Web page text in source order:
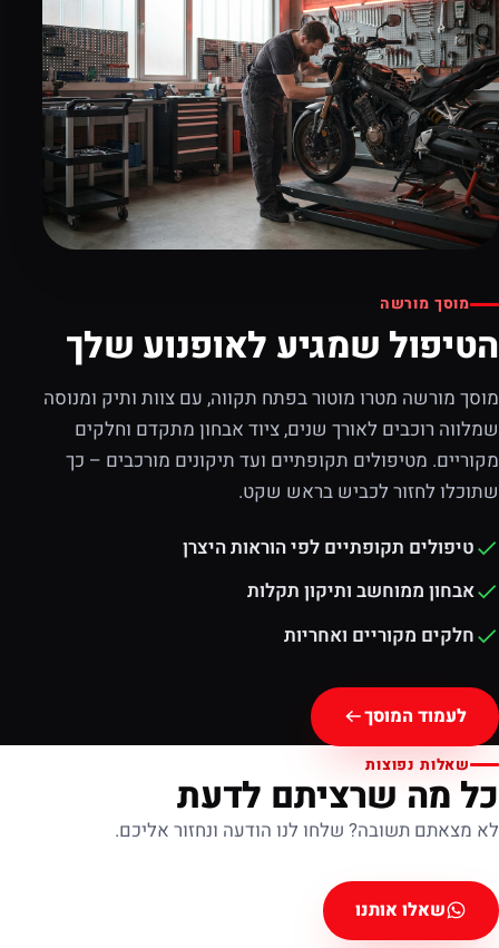
מוסך מורשה
הטיפול שמגיע לאופנוע שלך
מוסך מורשה מטרו מוטור בפתח תקווה, עם צוות ותיק ומנוסה
שמלווה רוכבים לאורך שנים, ציוד אבחון מתקדם וחלקים
מקוריים. מטיפולים תקופתיים ועד תיקונים מורכבים – כך
שתוכלו לחזור לכביש בראש שקט.
טיפולים תקופתיים לפי הוראות היצרן
אבחון ממוחשב ותיקון תקלות
חלקים מקוריים ואחריות
לעמוד המוסך
שאלות נפוצות
כל מה שרציתם לדעת
לא מצאתם תשובה? שלחו לנו הודעה ונחזור אליכם.
שאלו אותנו